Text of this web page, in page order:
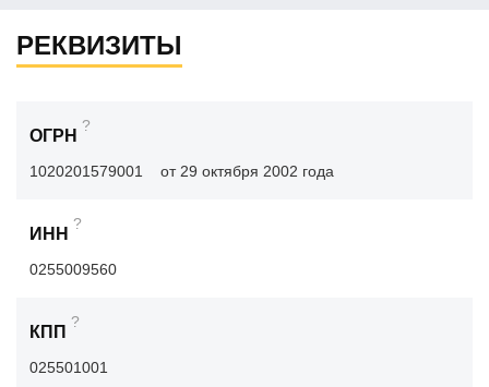
РЕКВИЗИТЫ
ОГРН
?
1020201579001 от 29 октября 2002 года
ИНН
?
0255009560
КПП
?
025501001